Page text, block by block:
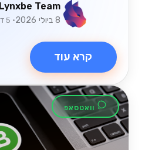
Lynxbe Team
8 ביולי 2026 • 5 דק׳ קריאה
קרא עוד
וואטסאפ